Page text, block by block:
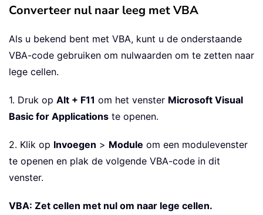
Converteer nul naar leeg met VBA
Als u bekend bent met VBA, kunt u de onderstaande
VBA-code gebruiken om nulwaarden om te zetten naar
lege cellen.
1. Druk op Alt + F11 om het venster Microsoft Visual
Basic for Applications te openen.
2. Klik op Invoegen > Module om een modulevenster
te openen en plak de volgende VBA-code in dit
venster.
VBA: Zet cellen met nul om naar lege cellen.